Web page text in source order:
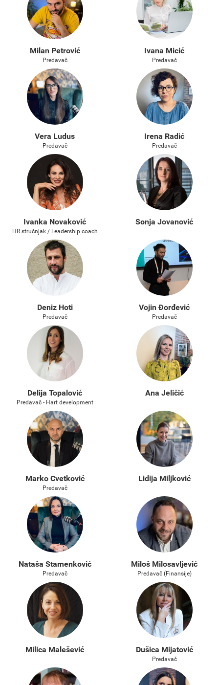
Milan Petrović
Predavač
Ivana Micić
Predavač
Vera Ludus
Predavač
Irena Radić
Predavač
Ivanka Novaković
HR stručnjak / Leadership coach
Sonja Jovanović
Deniz Hoti
Predavač
Vojin Đorđević
Predavač
Delija Topalović
Predavač - Hart development
Ana Jeličić
Marko Cvetković
Predavač
Lidija Miljković
Nataša Stamenković
Predavač
Miloš Milosavljević
Predavač (Finansije)
Milica Malešević Dušica Mijatović
Predavač